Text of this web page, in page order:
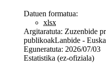
Datuen formatua:
xlsx
Argitaratuta: Zuzenbide
publikoakLanbide -
Eguneratuta: 2026/07/03
Estatistika (ez-ofiziala)